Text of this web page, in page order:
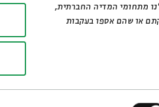
מתחומי המדיה החברתית,
או שהם אספו בעקבות